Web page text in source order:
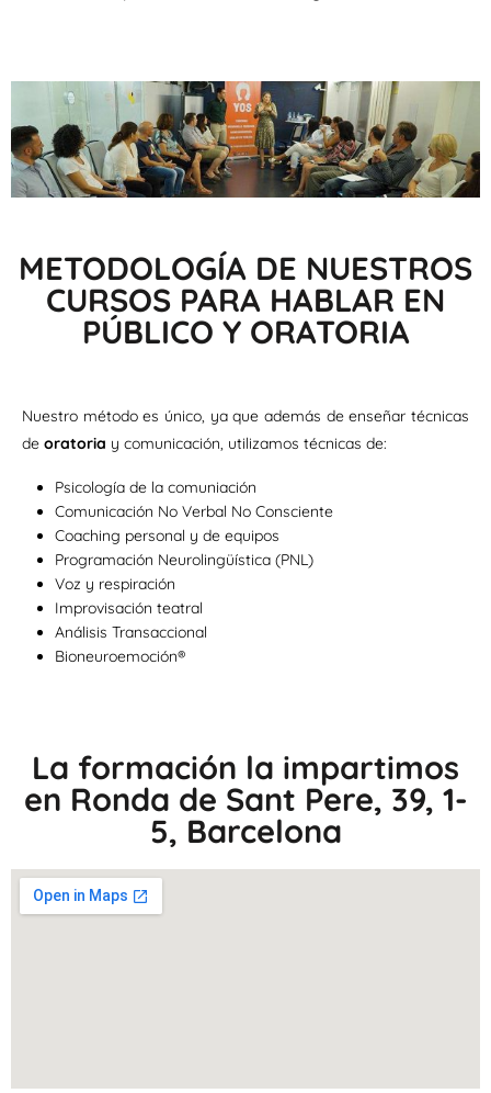
METODOLOGÍA DE NUESTROS
CURSOS PARA HABLAR EN
PÚBLICO Y ORATORIA
Nuestro método es único, ya que además de enseñar técnicas
de oratoria y comunicación, utilizamos técnicas de:
Psicología de la comuniación
Comunicación No Verbal No Consciente
Coaching personal y de equipos
Programación Neurolingüística (PNL)
Voz y respiración
Improvisación teatral
Análisis Transaccional
Bioneuroemoción®
La formación la impartimos
en Ronda de Sant Pere, 39, 1-
5, Barcelona